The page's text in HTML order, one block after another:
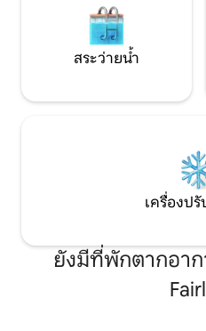
สระว่ายน้ำ
เครื่องป
ยังมีที่พักตากอาก